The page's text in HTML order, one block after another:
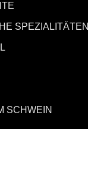
SPEZIALITÄTEN
SCHWEIN